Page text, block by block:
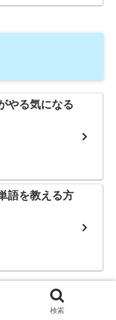
やる気になる
語を教える方
検索